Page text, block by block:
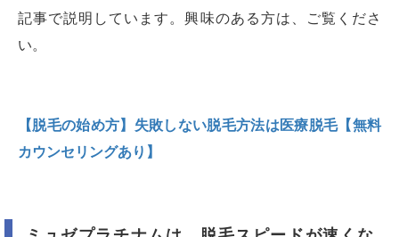
記事で説明しています。興味のある方は、ご覧くださ
い。
【脱毛の始め方】失敗しない脱毛方法は医療脱毛【無料
カウンセリングあり】